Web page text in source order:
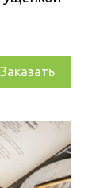
Заказать